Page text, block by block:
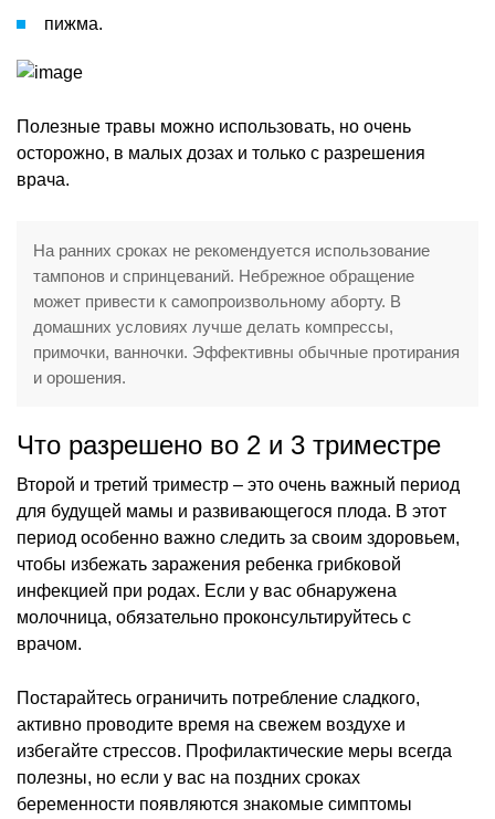
пижма.
Полезные травы можно использовать, но очень
осторожно, в малых дозах и только с разрешения
врача.
На ранних сроках не рекомендуется использование
тампонов и спринцеваний. Небрежное обращение
может привести к самопроизвольному аборту. В
домашних условиях лучше делать компрессы,
примочки, ванночки. Эффективны обычные протирания
и орошения.
Что разрешено во 2 и 3 триместре
Второй и третий триместр – это очень важный период
для будущей мамы и развивающегося плода. В этот
период особенно важно следить за своим здоровьем,
чтобы избежать заражения ребенка грибковой
инфекцией при родах. Если у вас обнаружена
молочница, обязательно проконсультируйтесь с
врачом.
Постарайтесь ограничить потребление сладкого,
активно проводите время на свежем воздухе и
избегайте стрессов. Профилактические меры всегда
полезны, но если у вас на поздних сроках
беременности появляются знакомые симптомы